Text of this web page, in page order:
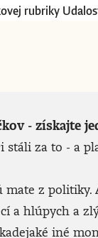
rubriky
- získajte
za to - a
z
a hlúpych a
iné